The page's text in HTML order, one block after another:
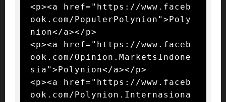
<p><a href="https://www.faceb
ook.com/PopulerPolynion">Poly
nion</a></p>
<p><a href="https://www.faceb
ook.com/Opinion.MarketsIndone
sia">Polynion</a></p>
<p><a href="https://www.faceb
ook.com/Polynion.Internasiona